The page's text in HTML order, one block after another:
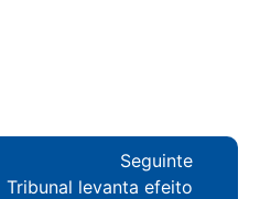
Seguinte
Tribunal levanta efeito